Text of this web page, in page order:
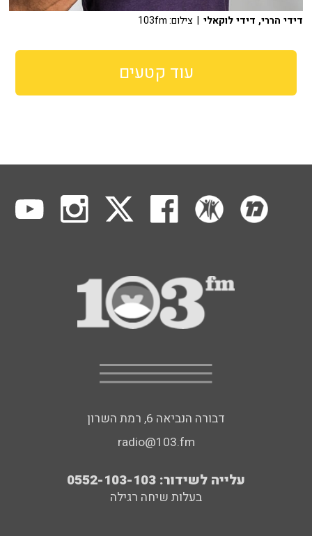
דידי הררי, דידי לוקאלי | צילום: 103fm
עוד קטעים
דבורה הנביאה 6, רמת השרון
radio@103.fm
עלייה לשידור: 0552-103-103
בעלות שיחה רגילה